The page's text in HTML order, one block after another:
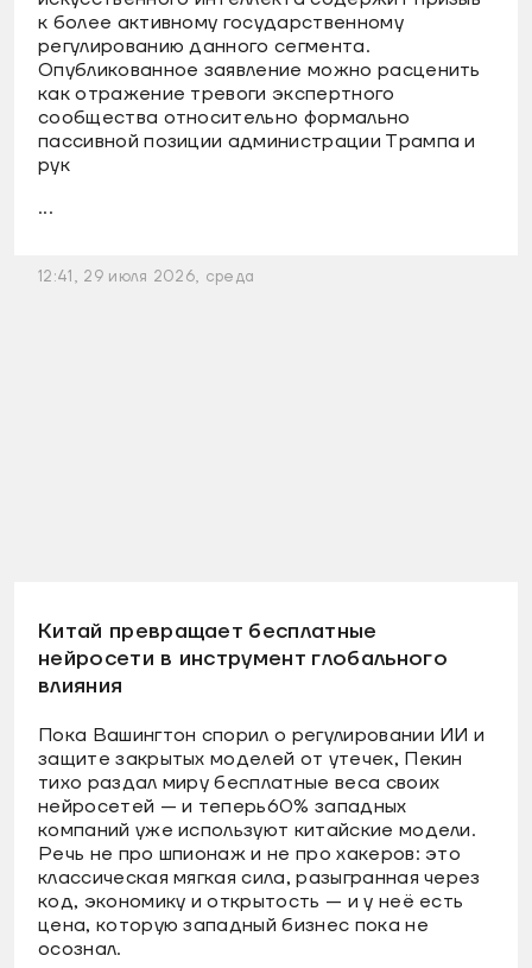
к более активному государственному
регулированию данного сегмента.
Опубликованное заявление можно расценить
как отражение тревоги экспертного
сообщества относительно формально
пассивной позиции администрации Трампа и
рук
...
12:41, 29 июля 2026, среда
Китай превращает бесплатные
нейросети в инструмент глобального
влияния
Пока Вашингтон спорил о регулировании ИИ и
защите закрытых моделей от утечек, Пекин
тихо раздал миру бесплатные веса своих
нейросетей — и теперь60% западных
компаний уже используют китайские модели.
Речь не про шпионаж и не про хакеров: это
классическая мягкая сила, разыгранная через
код, экономику и открытость — и у неё есть
цена, которую западный бизнес пока не
осознал.